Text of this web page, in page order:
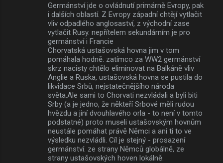
Germánství jde o ovládnutí primárně Evropy, pak
i dalších oblastí. Z Evropy západní chtějí vytlačit
vliv odpadlého anglosaství, z východní zase
vytlačit Rusy. nepřítelem sekundárním je pro
germánství i Francie
Chorvatská ustašovská hovna jim v tom
pomáhala hodně. zatímco za WW2 germánství
skrz nacisty chtělo eliminovat na Balkáně vliv
Anglie a Ruska, ustašovská hovna se pustila do
likvidace Srbů, nejstatečnějšího národa
světa.Ale sami to Chorvati nezvládali a byli biti
Srby (a je jedno, že někteří Srbové měli rudou
hvězdu a jiní dvouhlavého orla - to není v tomto
podstatné) proto museli ustašovským hovnům
neustále pomáhat právě Němci a ani ti to ve
výsledku nezvládli. Cíl je stejný - prosazení
germánství. ze strany Němců globálně, ze
strany ustašovských hoven lokálně.